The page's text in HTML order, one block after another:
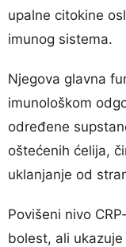
upalne citokine
imunog sistema.
Njegova glavna
imunološkom
određene
oštećenih ćelija,
uklanjanje od
Povišeni nivo
bolest, ali